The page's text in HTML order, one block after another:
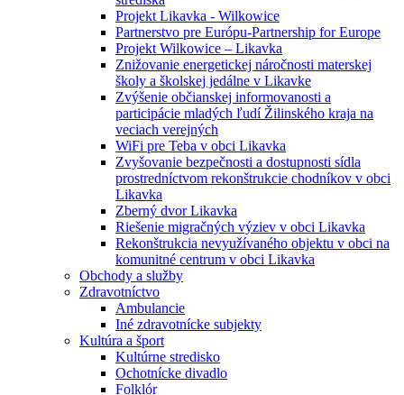
Projekt Likavka - Wilkowice
Partnerstvo pre Európu-Partnership for Europe
Projekt Wilkowice – Likavka
Znižovanie energetickej náročnosti materskej
školy a školskej jedálne v Likavke
Zvýšenie občianskej informovanosti a
participácie mladých ľudí Žilinského kraja na
veciach verejných
WiFi pre Teba v obci Likavka
Zvyšovanie bezpečnosti a dostupnosti sídla
prostredníctvom rekonštrukcie chodníkov v obci
Likavka
Zberný dvor Likavka
Riešenie migračných výziev v obci Likavka
Rekonštrukcia nevyužívaného objektu v obci na
komunitné centrum v obci Likavka
Obchody a služby
Zdravotníctvo
Ambulancie
Iné zdravotnícke subjekty
Kultúra a šport
Kultúrne stredisko
Ochotnícke divadlo
Folklór